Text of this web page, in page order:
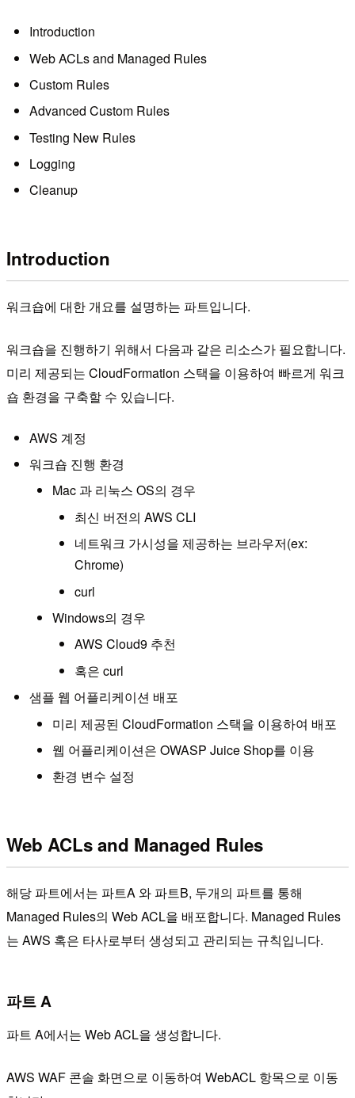
Introduction
Web ACLs and Managed Rules
Custom Rules
Advanced Custom Rules
Testing New Rules
Logging
Cleanup
Introduction
워크숍에 대한 개요를 설명하는 파트입니다.
워크숍을 진행하기 위해서 다음과 같은 리소스가 필요합니다.
미리 제공되는 CloudFormation 스택을 이용하여 빠르게 워크
숍 환경을 구축할 수 있습니다.
AWS 계정
워크숍 진행 환경
Mac 과 리눅스 OS의 경우
최신 버전의 AWS CLI
네트워크 가시성을 제공하는 브라우저(ex:
Chrome)
curl
Windows의 경우
AWS Cloud9 추천
혹은 curl
샘플 웹 어플리케이션 배포
미리 제공된 CloudFormation 스택을 이용하여 배포
웹 어플리케이션은 OWASP Juice Shop를 이용
환경 변수 설정
Web ACLs and Managed Rules
해당 파트에서는 파트A 와 파트B, 두개의 파트를 통해
Managed Rules의 Web ACL을 배포합니다. Managed Rules
는 AWS 혹은 타사로부터 생성되고 관리되는 규칙입니다.
파트 A
파트 A에서는 Web ACL을 생성합니다.
AWS WAF 콘솔 화면으로 이동하여 WebACL 항목으로 이동